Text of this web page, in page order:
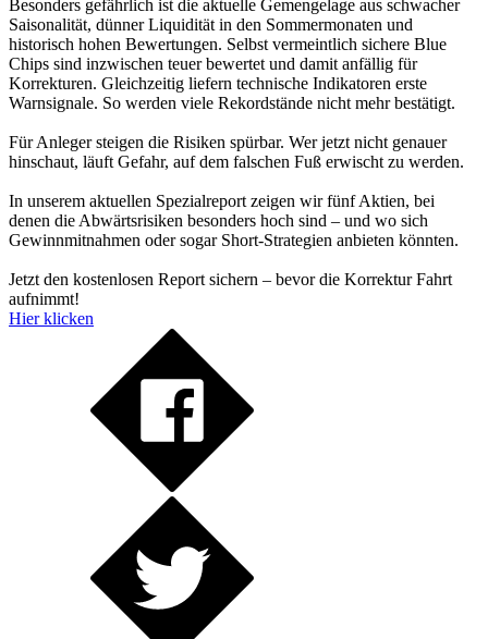
Besonders gefährlich ist die aktuelle Gemengelage aus schwacher
Saisonalität, dünner Liquidität in den Sommermonaten und
historisch hohen Bewertungen. Selbst vermeintlich sichere Blue
Chips sind inzwischen teuer bewertet und damit anfällig für
Korrekturen. Gleichzeitig liefern technische Indikatoren erste
Warnsignale. So werden viele Rekordstände nicht mehr bestätigt.
Für Anleger steigen die Risiken spürbar. Wer jetzt nicht genauer
hinschaut, läuft Gefahr, auf dem falschen Fuß erwischt zu werden.
In unserem aktuellen Spezialreport zeigen wir fünf Aktien, bei
denen die Abwärtsrisiken besonders hoch sind – und wo sich
Gewinnmitnahmen oder sogar Short-Strategien anbieten könnten.
Jetzt den kostenlosen Report sichern – bevor die Korrektur Fahrt
aufnimmt!
Hier klicken